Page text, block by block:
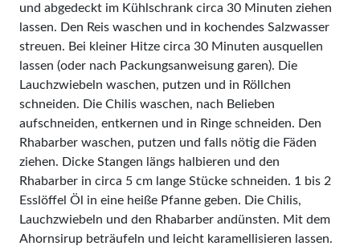
und abgedeckt im Kühlschrank circa 30 Minuten ziehen
lassen. Den Reis waschen und in kochendes Salzwasser
streuen. Bei kleiner Hitze circa 30 Minuten ausquellen
lassen (oder nach Packungsanweisung garen). Die
Lauchzwiebeln waschen, putzen und in Röllchen
schneiden. Die Chilis waschen, nach Belieben
aufschneiden, entkernen und in Ringe schneiden. Den
Rhabarber waschen, putzen und falls nötig die Fäden
ziehen. Dicke Stangen längs halbieren und den
Rhabarber in circa 5 cm lange Stücke schneiden. 1 bis 2
Esslöffel Öl in eine heiße Pfanne geben. Die Chilis,
Lauchzwiebeln und den Rhabarber andünsten. Mit dem
Ahornsirup beträufeln und leicht karamellisieren lassen.